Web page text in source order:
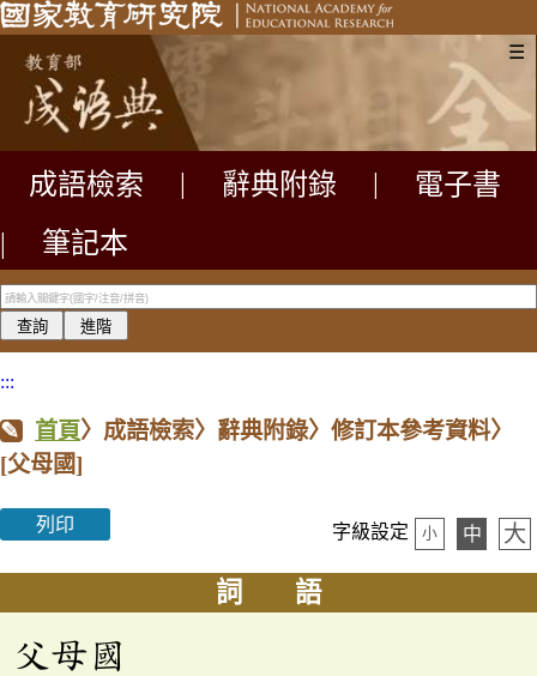
☰
成語檢索 辭典附錄
電子書
|
筆記本
:::
首頁〉成語檢索〉辭典附錄〉修訂本參考資料〉
[父母國]
列印 字級設定 小 中 大
詞 語
父母國